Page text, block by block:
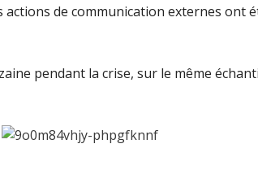
de communication externes ont
pendant la crise, sur le même